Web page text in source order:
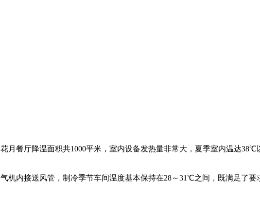
月餐厅降温面积共1000平米，室内设备发热量非常大，夏季室内温达
机内接送风管，制冷季节车间温度基本保持在28～31℃之间，既满足了